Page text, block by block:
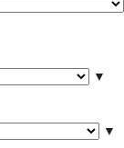
▼
▼